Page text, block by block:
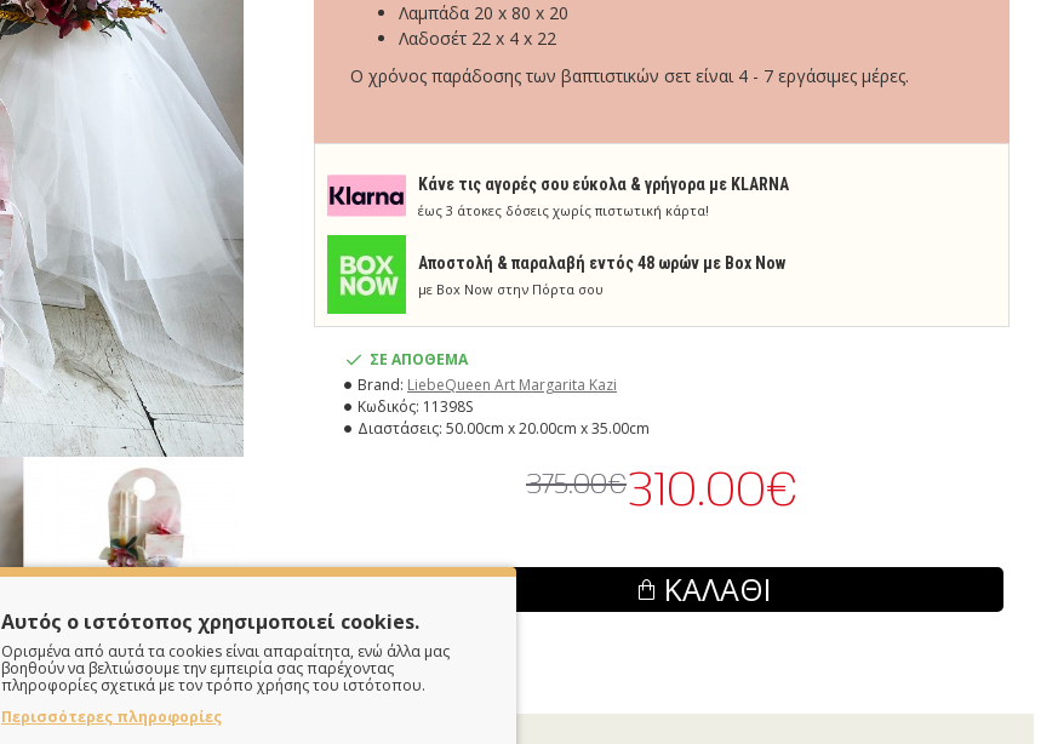
Κάνε τις αγορές σου εύκολα & γρήγορα με KLARNA
έως 3 άτοκες δόσεις χωρίς πιστωτική κάρτα!
Aποστολή & παραλαβή εντός 48 ωρών με Box Now
με Box Now στην Πόρτα σου
Λαμπάδα 20 x 80 x 20
Λαδοσέτ 22 x 4 x 22
Ο χρόνος παράδοσης των βαπτιστικών σετ είναι 4 - 7 εργάσιμες μέρες.
ΣΕ ΑΠΟΘΕΜΑ
Brand: LiebeQueen Art Margarita Kazi
Κωδικός: 11398S
Διαστάσεις: 50.00cm x 20.00cm x 35.00cm
310.00€
375.00€
ΚΑΛΆΘΙ
Αυτός ο ιστότοπος χρησιμοποιεί cookies.
Ορισμένα από αυτά τα cookies είναι απαραίτητα, ενώ άλλα μας
βοηθούν να βελτιώσουμε την εμπειρία σας παρέχοντας
πληροφορίες σχετικά με τον τρόπο χρήσης του ιστότοπου.
Περισσότερες πληροφορίες